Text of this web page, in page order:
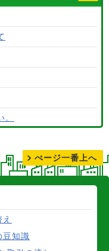
すか？
か？
ぺージ一番上へ
豆知識